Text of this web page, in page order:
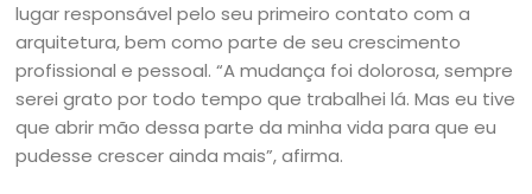
lugar responsável pelo seu primeiro contato com a
arquitetura, bem como parte de seu crescimento
profissional e pessoal. “A mudança foi dolorosa, sempre
serei grato por todo tempo que trabalhei lá. Mas eu tive
que abrir mão dessa parte da minha vida para que eu
pudesse crescer ainda mais”, afirma.